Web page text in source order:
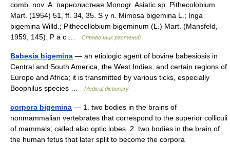
comb. nov. А. парнолистная Monogr. Asiatic sp. Pithecolobium
Mart. (1954) 51, ff. 34, 35. S y n. Mimosa bigemina L.; Inga
bigemina Willd.; Pithecellobium bigeminum (L.) Mart. (Mansfeld,
1959, 145). P а с …
Справочник растений
Babesia bigemina — an etiologic agent of bovine babesiosis in
Central and South America, the West Indies, and certain regions of
Europe and Africa; it is transmitted by various ticks, especially
Boophilus species …
Medical dictionary
corpora bigemina — 1. two bodies in the brains of
nonmammalian vertebrates that correspond to the superior colliculi
of mammals; called also optic lobes. 2. two bodies in the brain of
the human fetus that later split to become the corpora